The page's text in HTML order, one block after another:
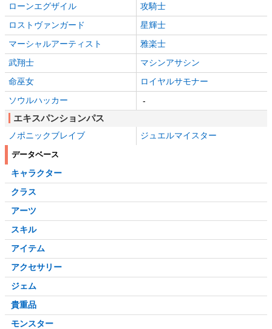
ローンエグザイル
攻騎士
ロストヴァンガード
星輝士
マーシャルアーティスト
雅楽士
武翔士
マシンアサシン
命巫女
ロイヤルサモナー
ソウルハッカー
-
エキスパンションパス
ノポニックブレイブ ジュエルマイスター
データベース
キャラクター
クラス
アーツ
スキル
アイテム
アクセサリー
ジェム
貴重品
モンスター